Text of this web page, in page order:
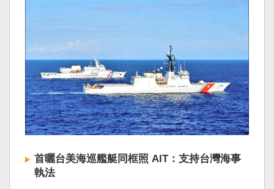
首曬台美海巡艦艇同框照 AIT：支持台灣海事
執法